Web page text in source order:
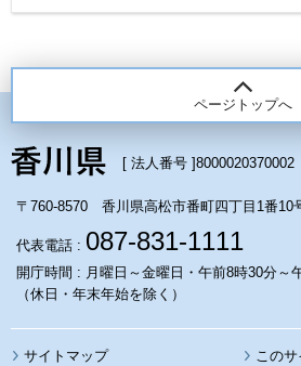
ページトップへ
[ 法人番号 ]8000020370002
〒760-8570 香川県高松市番町四丁目1番10
代表電話 : 087-831-1111
開庁時間 : 月曜日～金曜日・午前8時30分～
（休日・年末年始を除く）
サイトマップ この